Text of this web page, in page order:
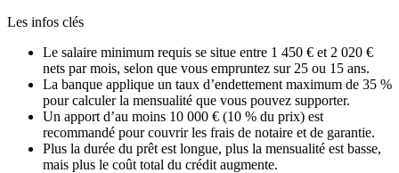
Les infos clés
Le salaire minimum requis se situe entre 1 450 € et 2 020 €
nets par mois, selon que vous empruntez sur 25 ou 15 ans.
La banque applique un taux d’endettement maximum de 35 %
pour calculer la mensualité que vous pouvez supporter.
Un apport d’au moins 10 000 € (10 % du prix) est
recommandé pour couvrir les frais de notaire et de garantie.
Plus la durée du prêt est longue, plus la mensualité est basse,
mais plus le coût total du crédit augmente.